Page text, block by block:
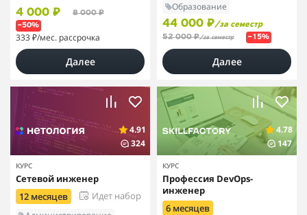
4 000 ₽ 8 000 ₽
–50%
333 ₽/мес. рассрочка
Далее
Образование
44 000 ₽/за семестр
52 000 ₽/за семестр –15%
Далее
4.91
324
КУРС
Сетевой инженер
12 месяцев
Идет набор
4.78
147
КУРС
Профессия DevOps-
инженер
6 месяцев